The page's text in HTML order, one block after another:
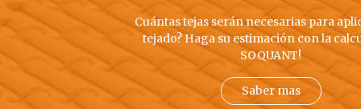
Cuántas tejas serán necesarias para
tejado? Haga su estimación con la
SOQUANT!
Saber mas